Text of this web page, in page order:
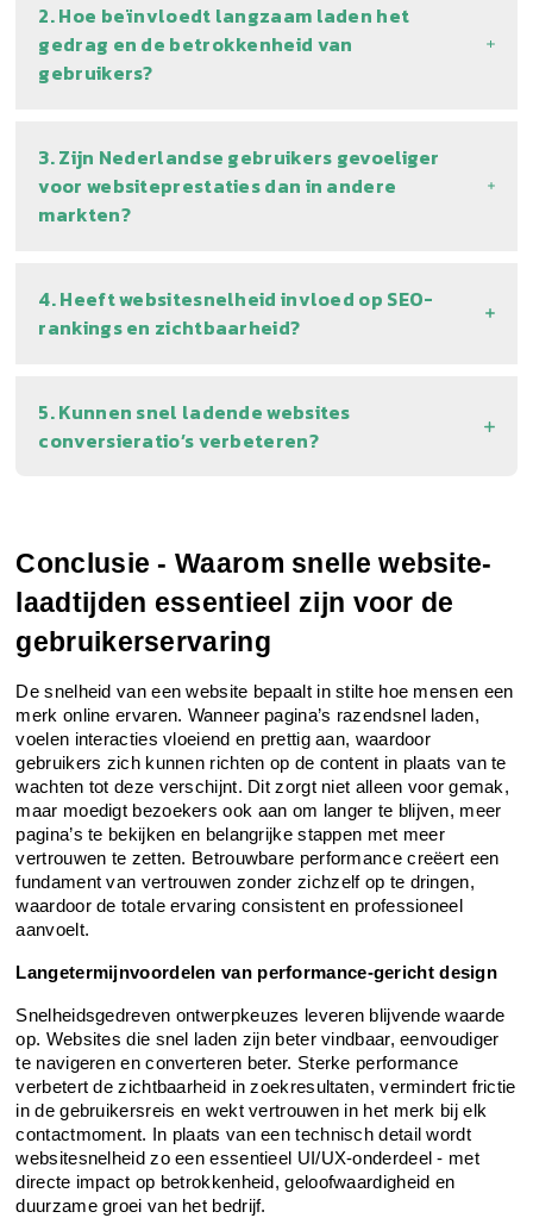
2. Hoe beïnvloedt langzaam laden het
gedrag en de betrokkenheid van
gebruikers?
3. Zijn Nederlandse gebruikers gevoeliger
voor websiteprestaties dan in andere
markten?
4. Heeft websitesnelheid invloed op SEO-
rankings en zichtbaarheid?
5. Kunnen snel ladende websites
conversieratio’s verbeteren?
Conclusie - Waarom snelle website-
laadtijden essentieel zijn voor de
gebruikerservaring
De snelheid van een website bepaalt in stilte hoe mensen een
merk online ervaren. Wanneer pagina’s razendsnel laden,
voelen interacties vloeiend en prettig aan, waardoor
gebruikers zich kunnen richten op de content in plaats van te
wachten tot deze verschijnt. Dit zorgt niet alleen voor gemak,
maar moedigt bezoekers ook aan om langer te blijven, meer
pagina’s te bekijken en belangrijke stappen met meer
vertrouwen te zetten. Betrouwbare performance creëert een
fundament van vertrouwen zonder zichzelf op te dringen,
waardoor de totale ervaring consistent en professioneel
aanvoelt.
Langetermijnvoordelen van performance-gericht design
Snelheidsgedreven ontwerpkeuzes leveren blijvende waarde
op. Websites die snel laden zijn beter vindbaar, eenvoudiger
te navigeren en converteren beter. Sterke performance
verbetert de zichtbaarheid in zoekresultaten, vermindert frictie
in de gebruikersreis en wekt vertrouwen in het merk bij elk
contactmoment. In plaats van een technisch detail wordt
websitesnelheid zo een essentieel UI/UX-onderdeel - met
directe impact op betrokkenheid, geloofwaardigheid en
duurzame groei van het bedrijf.